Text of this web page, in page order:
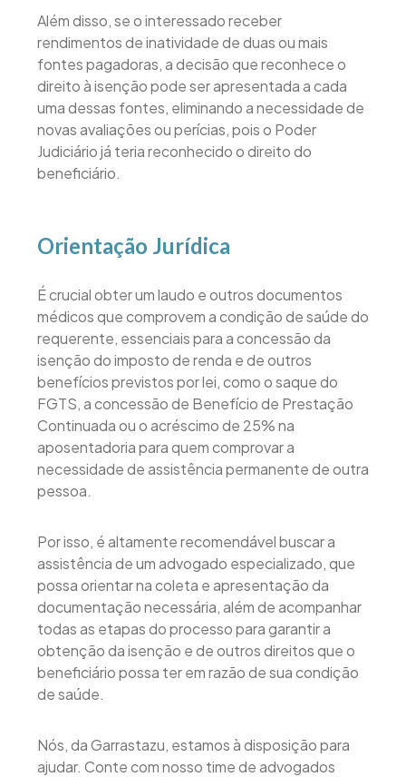
Além disso, se o interessado receber
rendimentos de inatividade de duas ou mais
fontes pagadoras, a decisão que reconhece o
direito à isenção pode ser apresentada a cada
uma dessas fontes, eliminando a necessidade de
novas avaliações ou perícias, pois o Poder
Judiciário já teria reconhecido o direito do
beneficiário.
Orientação Jurídica
É crucial obter um laudo e outros documentos
médicos que comprovem a condição de saúde do
requerente, essenciais para a concessão da
isenção do imposto de renda e de outros
benefícios previstos por lei, como o saque do
FGTS, a concessão de Benefício de Prestação
Continuada ou o acréscimo de 25% na
aposentadoria para quem comprovar a
necessidade de assistência permanente de outra
pessoa.
Por isso, é altamente recomendável buscar a
assistência de um advogado especializado, que
possa orientar na coleta e apresentação da
documentação necessária, além de acompanhar
todas as etapas do processo para garantir a
obtenção da isenção e de outros direitos que o
beneficiário possa ter em razão de sua condição
de saúde.
Nós, da Garrastazu, estamos à disposição para
ajudar. Conte com nosso time de advogados